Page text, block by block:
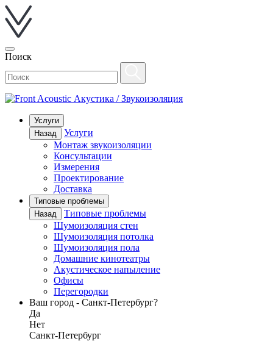
Поиск
Акустика / Звукоизоляция
Услуги
Назад
Услуги
Монтаж звукоизоляции
Консультации
Измерения
Проектирование
Доставка
Типовые проблемы
Назад
Типовые проблемы
Шумоизоляция стен
Шумоизоляция потолка
Шумоизоляция пола
Домашние кинотеатры
Акустическое напыление
Офисы
Перегородки
Ваш город - Санкт-Петербург?
Да
Нет
Санкт-Петербург